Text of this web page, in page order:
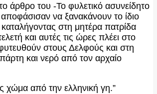
άρθρο του -Το φυλετικό ασυνείδητο
να ξανακάνουν το ίδιο
στη μητέρα πατρίδα
και αυτές τις ώρες πλέει στο
στους Δελφούς και στη
και νερό από τον αρχαίο
χώμα από την ελληνική γη.”